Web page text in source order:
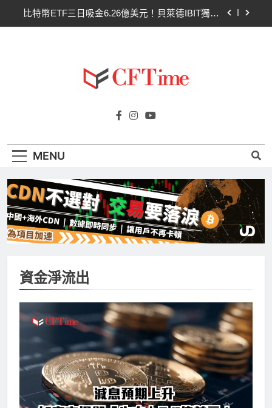
比特幣ETF三日吸金6.26億美元！貝萊德IBIT獨佔
以太幣區間壓縮！100日均線1,920成關鍵 期貨槓
桿比率逼近0.65
比特幣ETF三日吸金6.26億美元！貝萊德IBIT獨佔
CLARITY法案最後闖關！開發者免責與總統道德條
Cftime.io
AI（ChatGPT）、區塊鏈、NFT、加密貨
MENU
資金淨流出